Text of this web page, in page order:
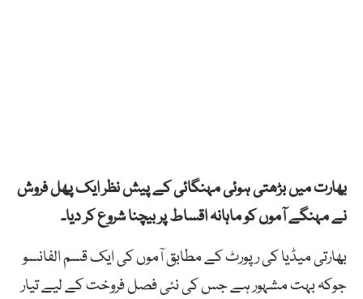
بھارت میں بڑھتی ہوئی مہنگائی کے پیش نظر ایک پھل فروش
نے مہنگے آموں کو ماہانہ اقساط پر بیچنا شروع کر دیا۔
بھارتی میڈیا کی رپورٹ کے مطابق آموں کی ایک قسم الفانسو
جوکہ بہت مشہور ہے جس کی نئی فصل فروخت کے لیے تیار